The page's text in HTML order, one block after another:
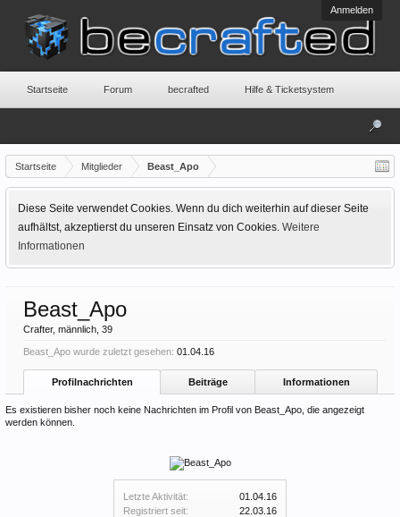
Anmelden
Startseite Mitglieder Beast_Apo
Diese Seite verwendet Cookies. Wenn du dich weiterhin auf dieser Seite
aufhältst, akzeptierst du unseren Einsatz von Cookies. Weitere
Informationen
Letzte Aktivität:
01.04.16
Registriert seit:
22.03.16
Beast_Apo
Crafter, männlich, 39
Beast_Apo wurde zuletzt gesehen: 01.04.16
Profilnachrichten Beiträge Informationen
Es existieren bisher noch keine Nachrichten im Profil von Beast_Apo, die angezeigt
werden können.
Startseite Forum becrafted Hilfe & Ticketsystem